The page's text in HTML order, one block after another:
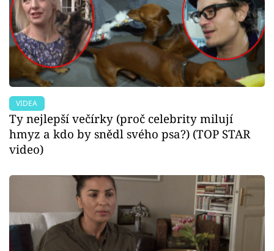
VIDEA
Ty nejlepší večírky (proč celebrity milují
hmyz a kdo by snědl svého psa?) (TOP STAR
video)